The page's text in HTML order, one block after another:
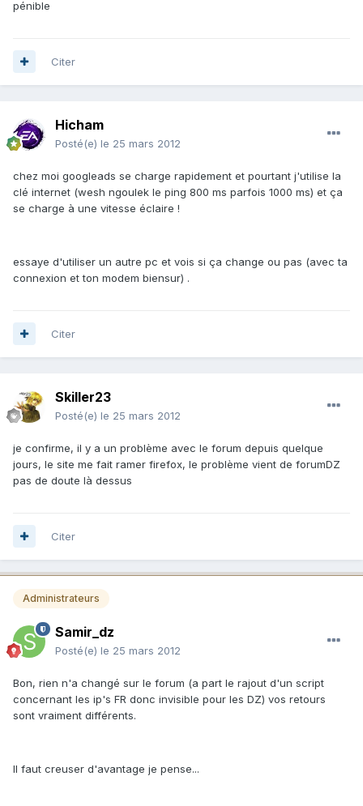
pénible
Citer
Hicham
Posté(e) le 25 mars 2012
chez moi googleads se charge rapidement et pourtant j'utilise la
clé internet (wesh ngoulek le ping 800 ms parfois 1000 ms) et ça
se charge à une vitesse éclaire !
essaye d'utiliser un autre pc et vois si ça change ou pas (avec ta
connexion et ton modem biensur) .
Citer
Skiller23
Posté(e) le 25 mars 2012
je confirme, il y a un problème avec le forum depuis quelque
jours, le site me fait ramer firefox, le problème vient de forumDZ
pas de doute là dessus
Citer
Administrateurs
Samir_dz
Posté(e) le 25 mars 2012
Bon, rien n'a changé sur le forum (a part le rajout d'un script
concernant les ip's FR donc invisible pour les DZ) vos retours
sont vraiment différents.
Il faut creuser d'avantage je pense...